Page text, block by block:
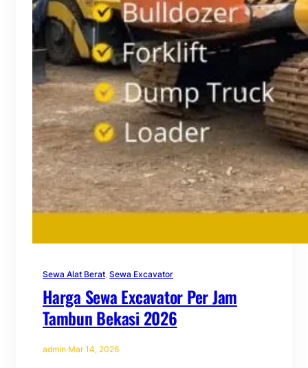
Sewa Alat Berat, Sewa Excavator
Harga Sewa Excavator Per Jam
Tambun Bekasi 2026
admin·Mar 14, 2026